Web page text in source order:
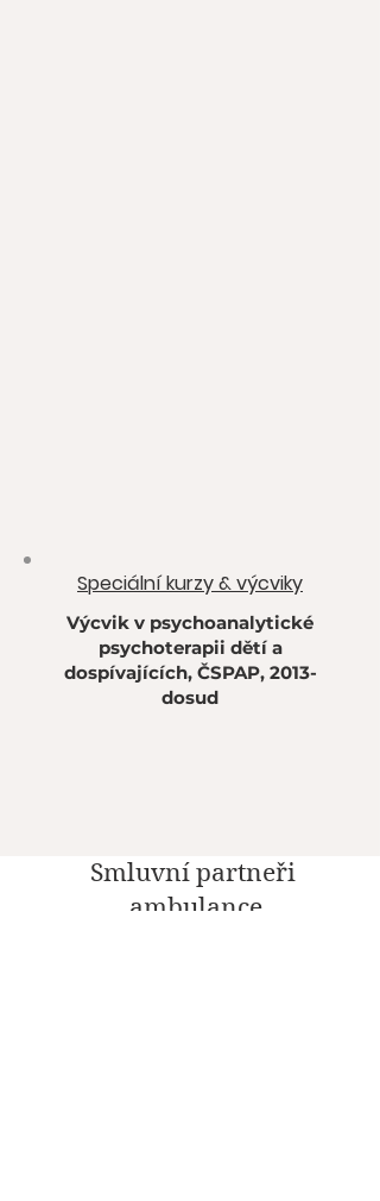
Speciální kurzy & výcviky
Výcvik v psychoanalytické
psychoterapii dětí a
dospívajících, ČSPAP, 2013-
dosud
Smluvní partneři
ambulance